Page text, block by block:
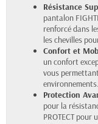
Résistance
pantalon
renforcé dans
les chevilles
Confort et
un confort
vous
environnements.
Protection
pour la
PROTECT